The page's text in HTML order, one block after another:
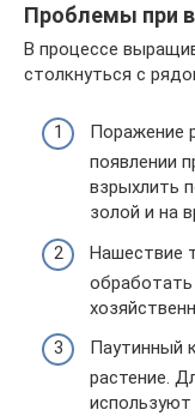
Проблемы при
В процессе
столкнуться с
Поражение
появлении
взрыхлить
золой и на
Нашествие
Паутинный
растение.
используют